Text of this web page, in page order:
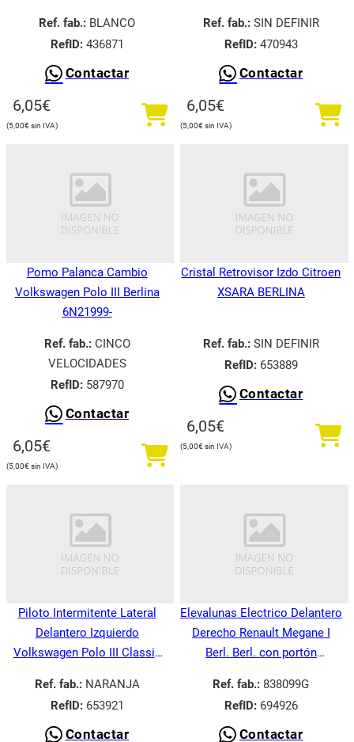
Ref. fab.: BLANCO
RefID:436871
Contactar
6,05€
5,00€
Ref. fab.:SIN DEFINIR
RefID:470943
Contactar
6,05€
5,00€
Pomo Palanca Cambio
Volkswagen Polo III Berlina
6N21999-
Ref. fab.:CINCO
VELOCIDADES
RefID:587970
Contactar
6,05€
5,00€
Cristal Retrovisor Izdo Citroen
XSARA BERLINA
Ref. fab.:SIN DEFINIR
RefID:653889
Contactar
6,05€
5,00€
Piloto Intermitente Lateral
Delantero Izquierdo
Volkswagen Polo III Classic
Ref. fab.:NARANJA
RefID:653921
Contactar
Elevalunas Electrico Delantero
Derecho Renault Megane I
Berl. Berl. con portón
Ref. fab.: 838099G
RefID:694926
Contactar